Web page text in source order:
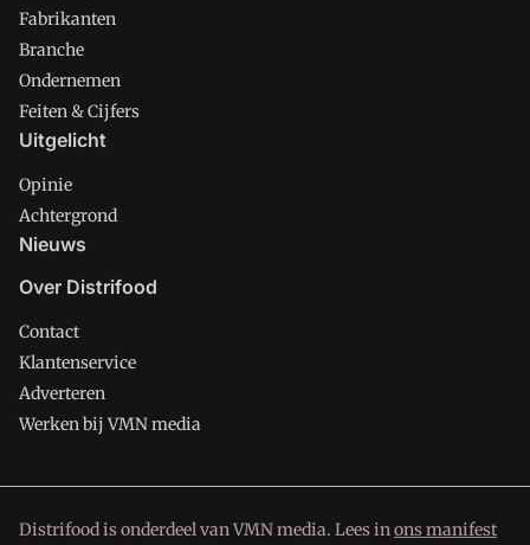
Fabrikanten
Branche
Ondernemen
Feiten & Cijfers
Uitgelicht
Opinie
Achtergrond
Nieuws
Over Distrifood
Contact
Klantenservice
Adverteren
Werken bij VMN media
Distrifood is onderdeel van VMN media. Lees inons manifest